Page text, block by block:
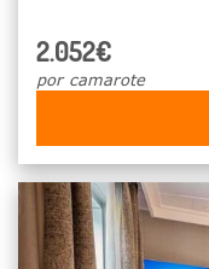
2.052€
por camarote